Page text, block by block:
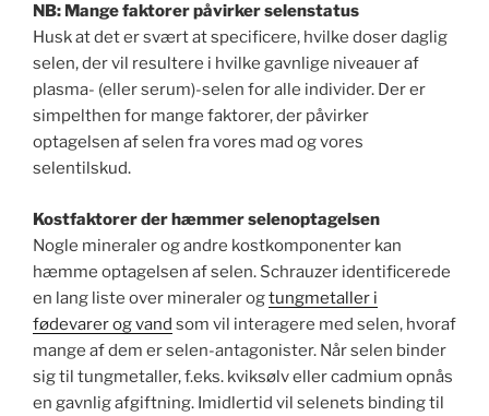
NB: Mange faktorer påvirker selenstatus
Husk at det er svært at specificere, hvilke doser daglig
selen, der vil resultere i hvilke gavnlige niveauer af
plasma- (eller serum)-selen for alle individer. Der er
simpelthen for mange faktorer, der påvirker
optagelsen af selen fra vores mad og vores
selentilskud.
Kostfaktorer der hæmmer selenoptagelsen
Nogle mineraler og andre kostkomponenter kan
hæmme optagelsen af selen. Schrauzer identificerede
en lang liste over mineraler ogtungmetaller i
fødevarer og vand som vil interagere med selen, hvoraf
mange af dem er selen-antagonister. Når selen binder
sig til tungmetaller, f.eks. kviksølv eller cadmium opnås
en gavnlig afgiftning. Imidlertid vil selenets binding til